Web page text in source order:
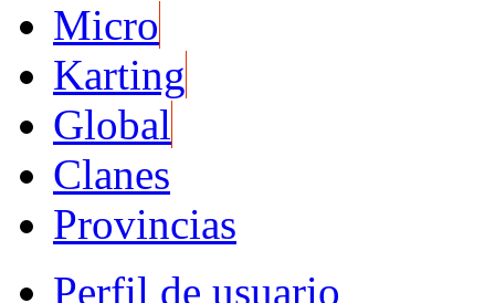
Micro
Karting
Global
Clanes
Provincias
Perfil de usuario